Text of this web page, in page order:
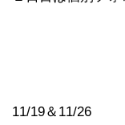
11/19＆11/26